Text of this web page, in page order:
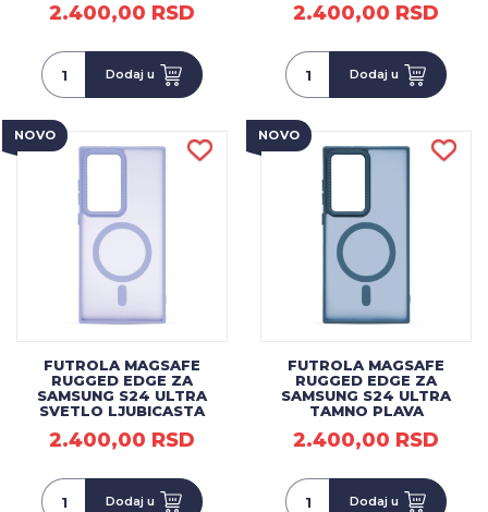
2.400,00 RSD
Dodaj u
2.400,00 RSD
Dodaj u
NOVO
FUTROLA MAGSAFE
RUGGED EDGE ZA
SAMSUNG S24 ULTRA
SVETLO LJUBICASTA
2.400,00 RSD
Dodaj u
NOVO
FUTROLA MAGSAFE
RUGGED EDGE ZA
SAMSUNG S24 ULTRA
TAMNO PLAVA
2.400,00 RSD
Dodaj u